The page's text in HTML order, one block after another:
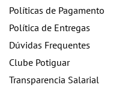
Políticas de Pagamento
Política de Entregas
Dúvidas Frequentes
Clube Potiguar
Transparencia Salarial